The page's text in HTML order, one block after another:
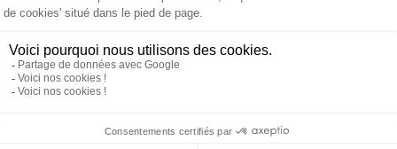
Nos abris de piscine sont certifiés